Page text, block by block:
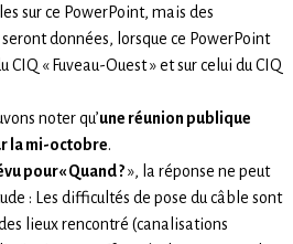
sur ce PowerPoint, mais des
données, lorsque ce PowerPoint
CIQ « Fuveau-Ouest » et sur celui du CIQ
noter qu’une réunion publique
la mi-octobre.
pour« Quand ?», la réponse ne peut
: Les difficultés de pose du câble sont
lieux rencontré (canalisations